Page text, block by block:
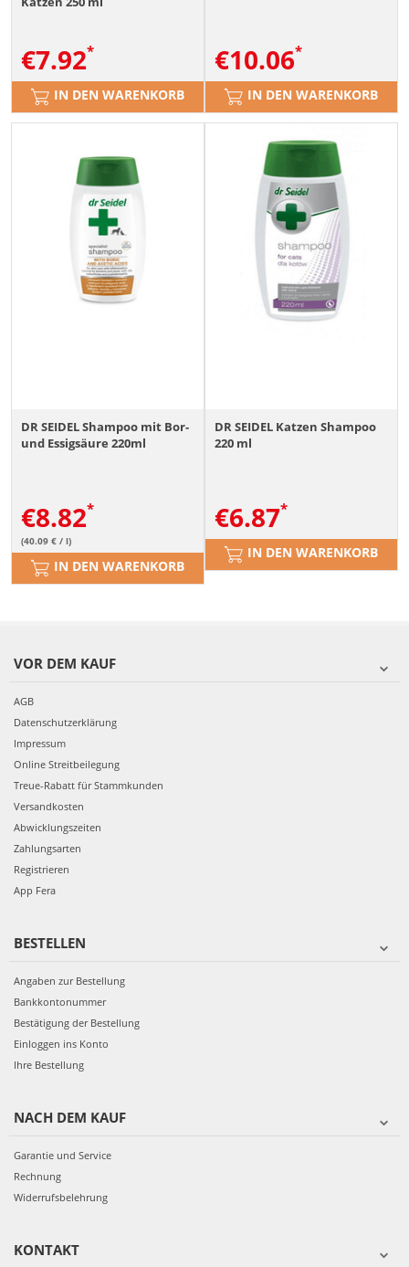
€7.92
IN DEN WARENKORB
€10.06
IN DEN WARENKORB
DR SEIDEL Shampoo mit Bor-
und Essigsäure 220ml
€8.82
(40.09 € / l)
IN DEN WARENKORB
DR SEIDEL Katzen Shampoo
220 ml
€6.87
IN DEN WARENKORB
VOR DEM KAUF
AGB
Datenschutzerklärung
Impressum
Online Streitbeilegung
Treue-Rabatt für Stammkunden
Versandkosten
Abwicklungszeiten
Zahlungsarten
Registrieren
App Fera
BESTELLEN
Angaben zur Bestellung
Bankkontonummer
Bestätigung der Bestellung
Einloggen ins Konto
Ihre Bestellung
NACH DEM KAUF
Garantie und Service
Rechnung
Widerrufsbelehrung
KONTAKT